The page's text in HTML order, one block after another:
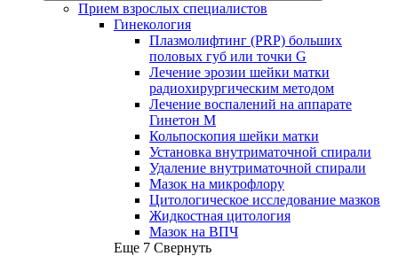
Прием взрослых специалистов
Гинекология
Плазмолифтинг (PRP) больших
половых губ или точки G
Лечение эрозии шейки матки
радиохирургическим методом
Лечение воспалений на аппарате
Гинетон М
Кольпоскопия шейки матки
Установка внутриматочной спирали
Удаление внутриматочной спирали
Мазок на микрофлору
Цитологическое исследование мазков
Жидкостная цитология
Мазок на ВПЧ
Еще 7 Свернуть